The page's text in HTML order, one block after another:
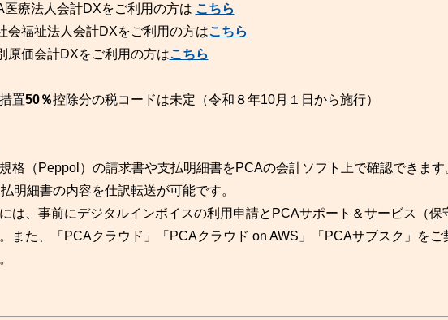
療法人会計DXをご利用の方は こちら
会福祉法人会計DXをご利用の方はこちら
原価会計DXをご利用の方はこちら
置50％控除分の税コードは未定（令和８年10月１日から施行）
格（Peppol）の請求書や支払明細書をPCAの会計ソフト上で確認できます
明細書の内容を仕訳転送が可能です。
は、事前にデジタルインボイスの利用申請とPCAサポート＆サービス（保
また、「PCAクラウド」「PCAクラウド on AWS」「PCAサブスク」をご